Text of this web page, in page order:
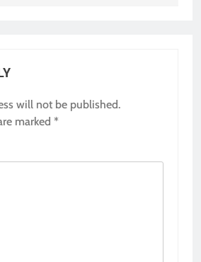
will not be published.
marked *